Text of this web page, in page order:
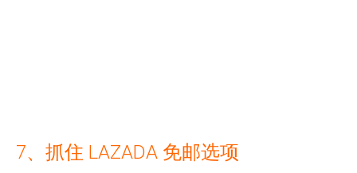
7、抓住 LAZADA 免邮选项